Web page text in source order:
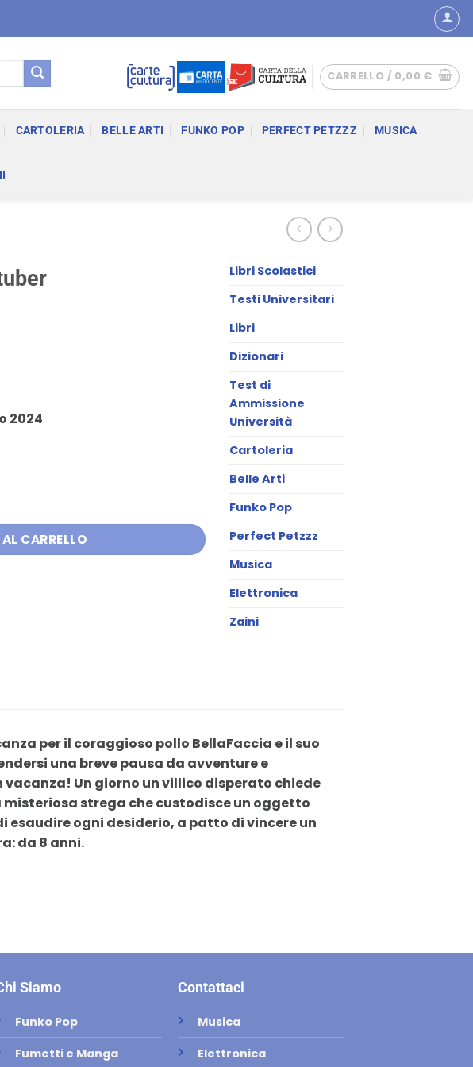
CARRELLO / 0,00 €
CARTOLERIA BELLE ARTI FUNKO POP PERFECT PETZZZ MUSICA
2024
CARRELLO
Libri Scolastici
Testi Universitari
Libri
Dizionari
Test di
Ammissione
Università
Cartoleria
Belle Arti
Funko Pop
Perfect Petzzz
Musica
Elettronica
Zaini
per il coraggioso pollo BellaFaccia e il suo
una breve pausa da avventure e
vacanza! Un giorno un villico disperato chiede
strega che custodisce un oggetto
ogni desiderio, a patto di vincere un
da 8 anni.
Siamo
Funko Pop
Fumetti e Manga
Contattaci
Musica
Elettronica